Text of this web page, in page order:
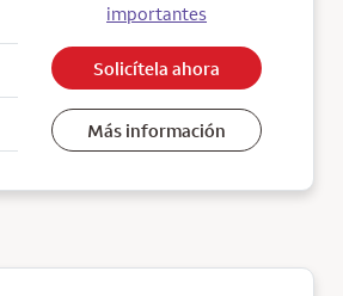
importantes
Solicítela ahora
Más información